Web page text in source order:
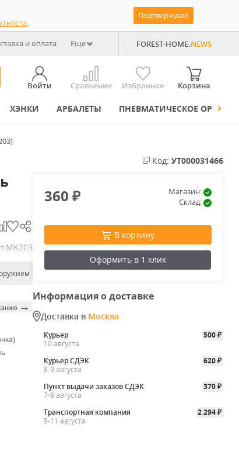
.
Подтверждаю
и оплата Еще FOREST-HOME.NEWS
Войти Сравнение Избранное Корзина
ХЭНКИ АРБАЛЕТЫ ПНЕВМАТИЧЕСКОЕ ОРУЖИЕ
MK203
→
Код: УТ000031466
360₽
Магазин:
Склад:
В корзину
Оформить в 1 клик
Информация о доставке
Доставка в Москва
Курьер 500 ₽
10 августа
Курьер СДЭК
620 ₽
8-9 августа
Пункт выдачи заказов СДЭК
370 ₽
7-8 августа
Транспортная компания
2 294 ₽
9-11 августа